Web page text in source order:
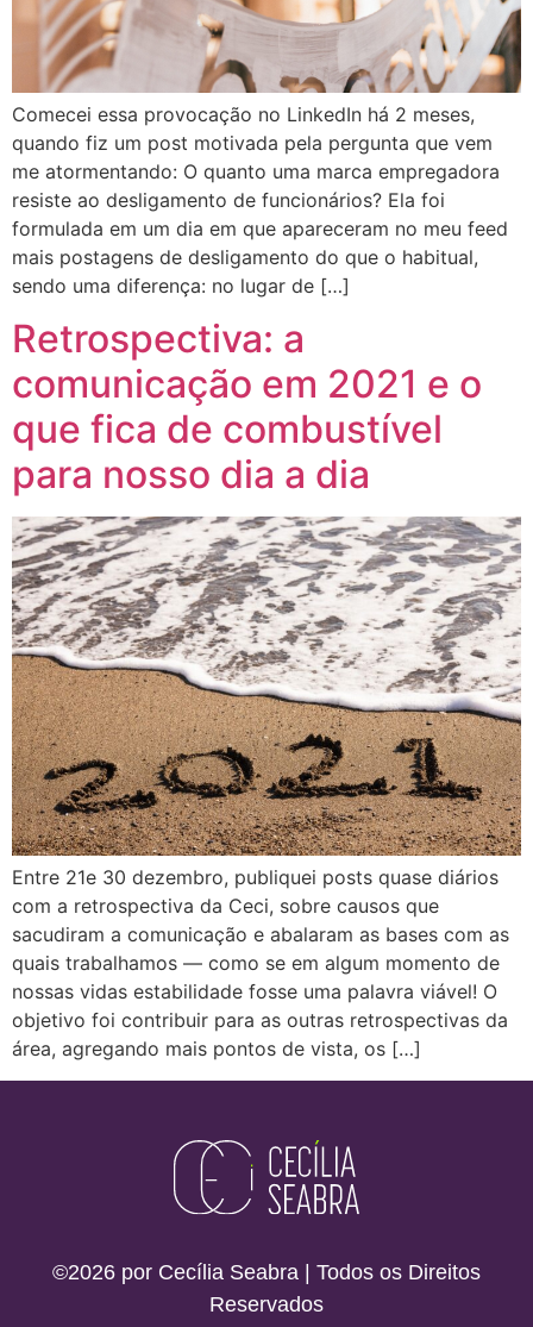
Comecei essa provocação no LinkedIn há 2 meses,
quando fiz um post motivada pela pergunta que vem
me atormentando: O quanto uma marca empregadora
resiste ao desligamento de funcionários? Ela foi
formulada em um dia em que apareceram no meu feed
mais postagens de desligamento do que o habitual,
sendo uma diferença: no lugar de […]
Retrospectiva: a
comunicação em 2021 e o
que fica de combustível
para nosso dia a dia
Entre 21e 30 dezembro, publiquei posts quase diários
com a retrospectiva da Ceci, sobre causos que
sacudiram a comunicação e abalaram as bases com as
quais trabalhamos — como se em algum momento de
nossas vidas estabilidade fosse uma palavra viável! O
objetivo foi contribuir para as outras retrospectivas da
área, agregando mais pontos de vista, os […]
©2026 por Cecília Seabra | Todos os Direitos
Reservados